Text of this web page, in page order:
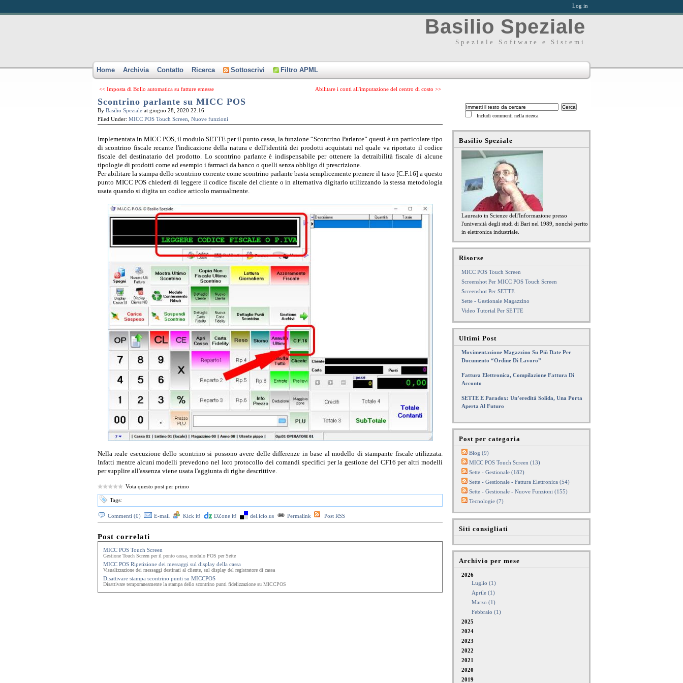
Log in
Basilio Speziale
Speziale Software e Sistemi
Home Archivia Contatto Ricerca Sottoscrivi Filtro APML
<< Imposta di Bollo automatica su fatture emesse Abilitare i conti all'imputazione del centro di costo >>
Scontrino parlante su MICC POS
By Basilio Speziale at giugno 28, 2020 22.16
Filed Under: MICC POS Touch Screen Nuove funzioni
Implementata in MICC POS, il modulo SETTE per il punto cassa, la funzione “Scontrino Parlante” questi è un particolare tipo
di scontrino fiscale recante l'indicazione della natura e dell'identità dei prodotti acquistati nel quale va riportato il codice
fiscale del destinatario del prodotto. Lo scontrino parlante è indispensabile per ottenere la detraibilità fiscale di alcune
tipologie di prodotti come ad esempio i farmaci da banco o quelli senza obbligo di prescrizione.
Per abilitare la stampa dello scontrino corrente come scontrino parlante basta semplicemente premere il tasto [C.F.16] a questo
punto MICC POS chiederà di leggere il codice fiscale del cliente o in alternativa digitarlo utilizzando la stessa metodologia
usata quando si digita un codice articolo manualmente.
Nella reale esecuzione dello scontrino si possono avere delle differenze in base al modello di stampante fiscale utilizzata.
Infatti mentre alcuni modelli prevedono nel loro protocollo dei comandi specifici per la gestione del CF16 per altri modelli
per supplire all'assenza viene usata l'aggiunta di righe descrittive.
Vota questo post per primo
Tags:
Commenti (0) E-mail Kick it! DZone it! del.icio.us Permalink Post RSS
Post correlati
MICC POS Touch Screen
Gestione Touch Screen per il ponto cassa, modulo POS per Sette
MICC POS Ripetizione dei messaggi sul display della cassa
Visualizzazione dei messaggi destinati al cliente, sul display del registratore di cassa
Disattivare stampa scontrino punti su MICCPOS
Disattivare temporaneamente la stampa dello scontrino punti fidelizzazione su MICCPOS
Includi commenti nella ricerca
Basilio Speziale
Laureato in Scienze dell'Informazione presso
l'università degli studi di Bari nel 1989, nonchè perito
in elettronica industriale.
Risorse
MICC POS Touch Screen
Screenshot Per MICC POS Touch Screen
Screenshot Per SETTE
Sette - Gestionale Magazzino
Video Tutorial Per SETTE
Ultimi Post
Movimentazione Magazzino Su Più Date Per
Documento “Ordine Di Lavoro”
Fattura Elettronica, Compilazione Fattura Di
Acconto
SETTE E Paradox: Un’eredità Solida, Una Porta
Aperta Al Futuro
Post per categoria
Blog (9)
MICC POS Touch Screen (13)
Sette - Gestionale (182)
Sette - Gestionale - Fattura Elettronica (54)
Sette - Gestionale - Nuove Funzioni (155)
Tecnologie (7)
Siti consigliati
Archivio per mese
2026
Luglio (1)
Aprile (1)
Marzo (1)
Febbraio (1)
2025
2024
2023
2022
2021
2020
2019